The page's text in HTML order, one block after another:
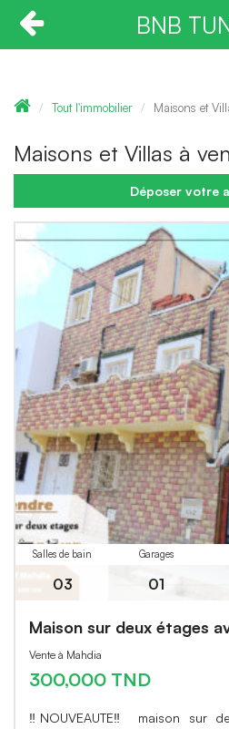
BNB
Tout l'immobilier Maisons et
Maisons et Villas à
Déposer votre
Salles de bain
03
Garages
01
Maison sur deux étages
Vente à Mahdia
300,000 TND
‼️NOUVEAUTE‼️ maison sur